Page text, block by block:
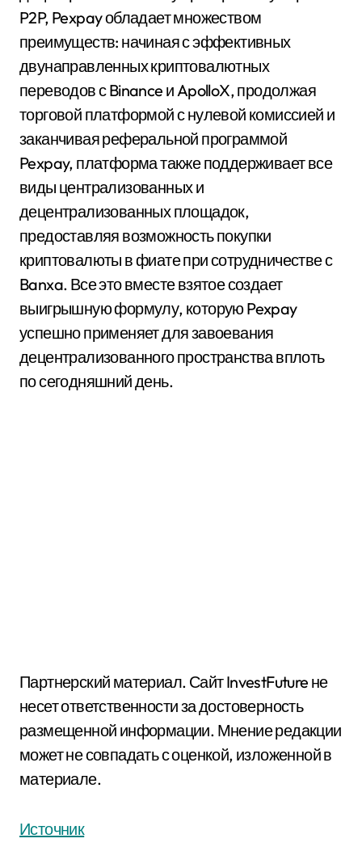
P2P, Pexpay обладает множеством
преимуществ: начиная с эффективных
двунаправленных криптовалютных
переводов с Binance и ApolloX, продолжая
торговой платформой с нулевой комиссией и
заканчивая реферальной программой
Pexpay, платформа также поддерживает все
виды централизованных и
децентрализованных площадок,
предоставляя возможность покупки
криптовалюты в фиате при сотрудничестве с
Banxa. Все это вместе взятое создает
выигрышную формулу, которую Pexpay
успешно применяет для завоевания
децентрализованного пространства вплоть
по сегодняшний день.
Партнерский материал. Сайт InvestFuture не
несет ответственности за достоверность
размещенной информации. Мнение редакции
может не совпадать с оценкой, изложенной в
материале.
Источник